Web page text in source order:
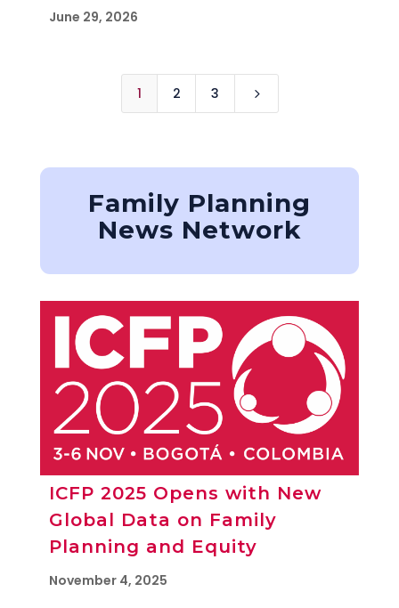
June 29, 2026
1 2 3 5
Family Planning
News Network
ICFP 2025 Opens with New
Global Data on Family
Planning and Equity
November 4, 2025